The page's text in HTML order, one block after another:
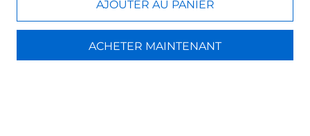
AJOUTER AU PANIER
ACHETER MAINTENANT